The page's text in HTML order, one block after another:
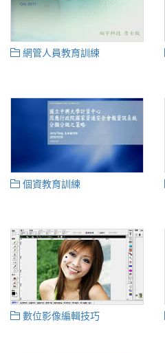
網管人員教育訓練
個資教育訓練
數位影像編輯技巧